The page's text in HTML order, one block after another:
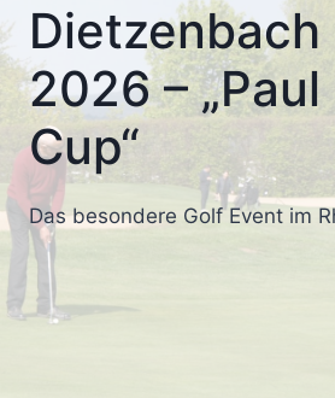
Dietzenbach
2026 –
Cup“
Das besondere Golf Event im